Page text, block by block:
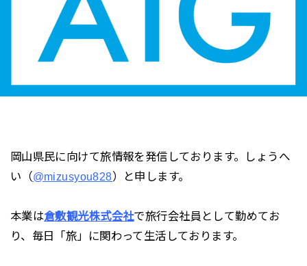
岡山県民に向けて旅情報を発信しております。しょうへ
い（@mizusyou828）と申します。
本業は倉敷観光株式会社で旅行会社員として勤めてお
り、毎日「旅」に関わって生活しております。